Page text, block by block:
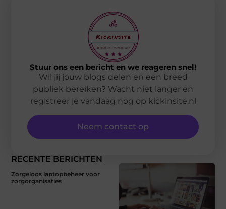
RECENTE BERICHTEN
Zorgeloos laptopbeheer voor
zorgorganisaties
Stuur ons een bericht en we reageren snel!
Wil jij jouw blogs delen en een breed
publiek bereiken? Wacht niet langer en
registreer je vandaag nog op kickinsite.nl
Neem contact op